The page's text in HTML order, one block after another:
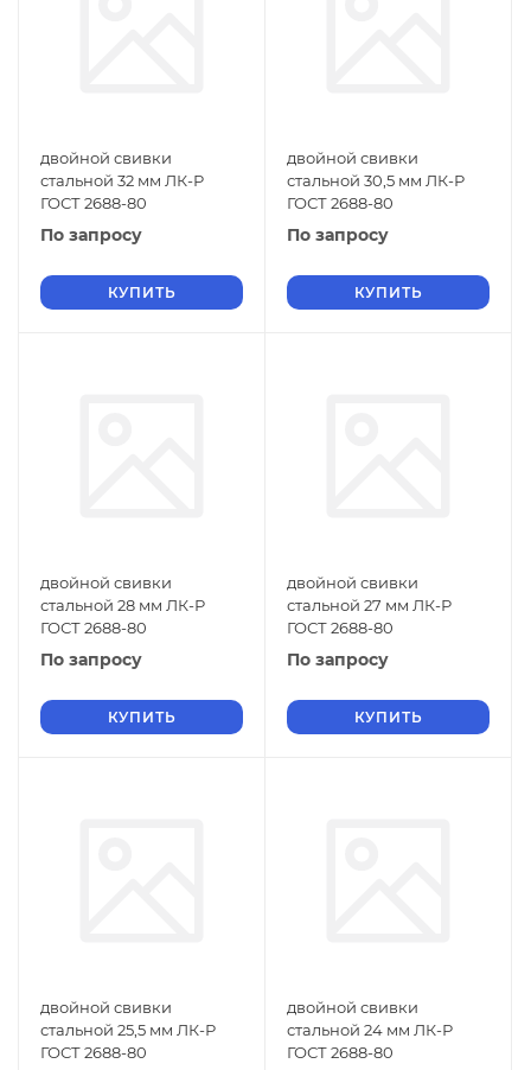
двойной свивки
стальной 32 мм ЛК-Р
ГОСТ 2688-80
По запросу
КУПИТЬ
двойной свивки
стальной 30,5 мм ЛК-Р
ГОСТ 2688-80
По запросу
КУПИТЬ
двойной свивки
стальной 28 мм ЛК-Р
ГОСТ 2688-80
По запросу
КУПИТЬ
двойной свивки
стальной 27 мм ЛК-Р
ГОСТ 2688-80
По запросу
КУПИТЬ
двойной свивки
стальной 25,5 мм ЛК-Р
ГОСТ 2688-80
двойной свивки
стальной 24 мм ЛК-Р
ГОСТ 2688-80